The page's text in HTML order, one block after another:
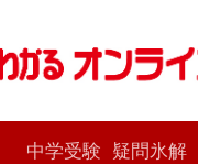
中学受験 疑問氷解